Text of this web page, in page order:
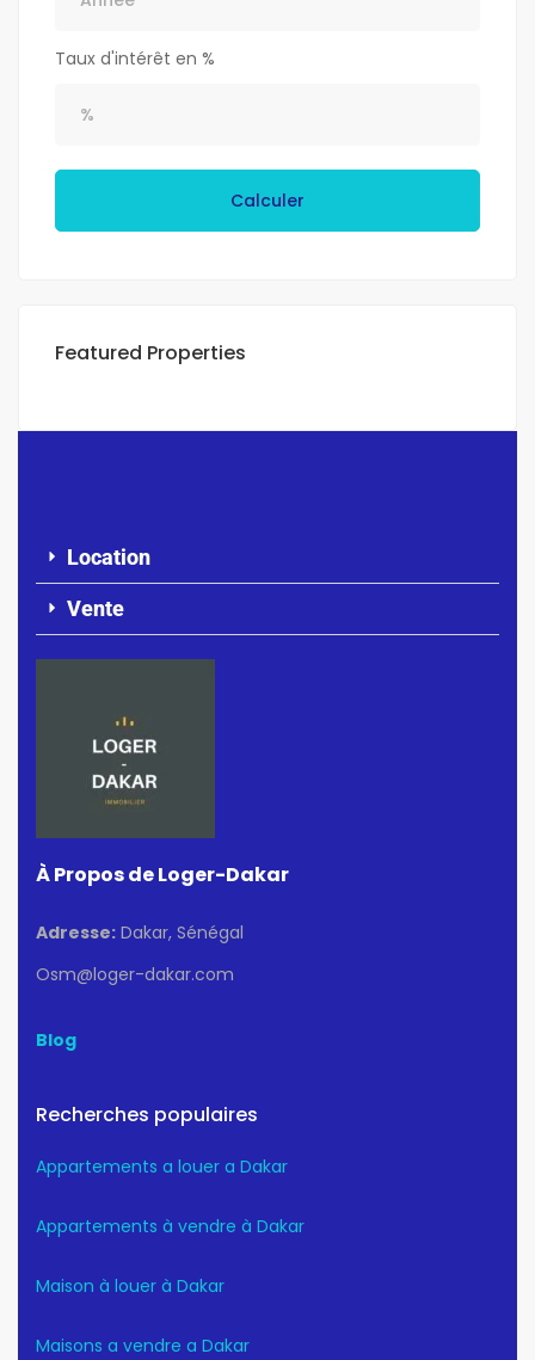
Taux d'intérêt en %
Calculer
Featured Properties
Location
Vente
À Propos de Loger-Dakar
Adresse: Dakar, Sénégal
Osm@loger-dakar.com
Blog
Recherches populaires
Appartements a louer a Dakar
Appartements à vendre à Dakar
Maison à louer à Dakar
Maisons a vendre a Dakar